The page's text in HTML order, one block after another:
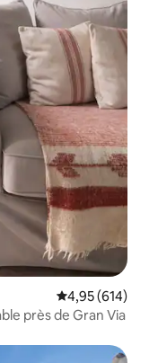
Évaluation
4,95 (614)
près de Gran Via